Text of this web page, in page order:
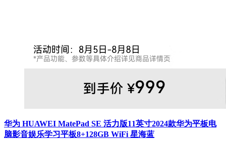
华为 HUAWEI MatePad SE 活力版11英寸2024款华为平板电
脑影音娱乐学习平板8+128GB WiFi 星海蓝